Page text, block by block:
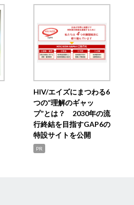
HIV/エイズにまつわる6
つの“理解のギャッ
プ”とは？ 2030年の流
行終結を目指すGAP6の
特設サイトを公開
PR